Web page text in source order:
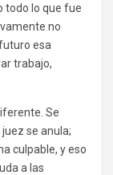
todo lo que fue
no
esa
trabajo,
Se
se anula;
culpable, y eso
a las